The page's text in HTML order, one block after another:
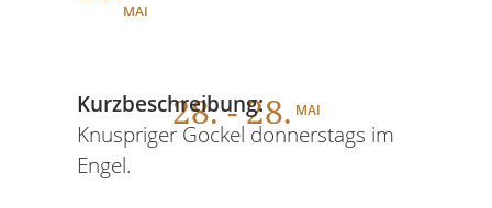
MAI
28. - 28. MAI
Kurzbeschreibung:
Knuspriger Gockel donnerstags im
Engel.